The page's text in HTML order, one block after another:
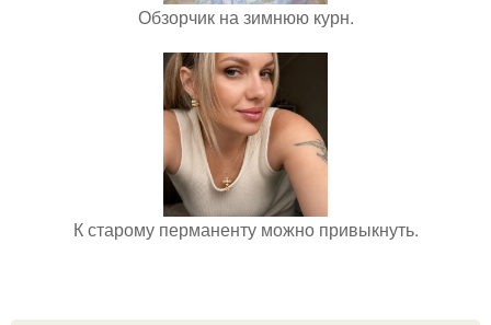
Обзорчик на зимнюю курн.
К старому перманенту можно привыкнуть.